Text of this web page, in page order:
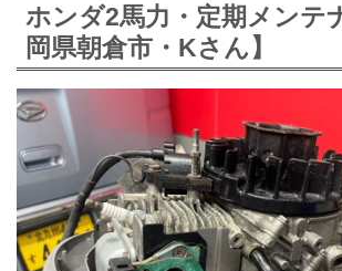
ホンダ2馬力・定期メンテ
岡県朝倉市・Kさん】